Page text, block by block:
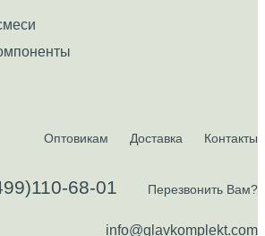
Оптовикам Доставка Контакты
68-01 Перезвонить Вам?
info@glavkomplekt.com